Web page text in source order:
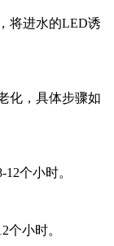
进水的LED诱
，具体步骤如
个小时。
小时。